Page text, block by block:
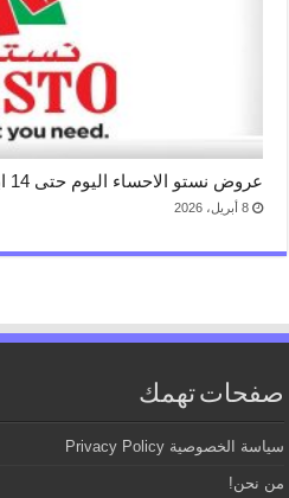
عروض نستو الاحساء اليوم حتى 14 ابريل 2026
8 أبريل، 2026
صفحات تهمك
سياسة الخصوصية Privacy Policy
من نحن!